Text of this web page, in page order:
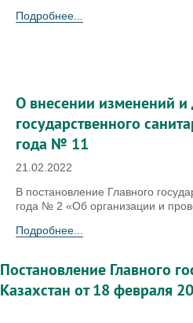
Подробнее...
О внесении изменений и
государственного
года № 11
21.02.2022
В постановление Главного
года № 2 «Об организации и
Подробнее...
Постановление Главного
Казахстан от 18 февраля